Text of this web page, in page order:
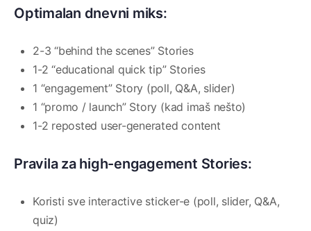
Optimalan dnevni miks:
2-3 “behind the scenes” Stories
1-2 “educational quick tip” Stories
1 “engagement” Story (poll, Q&A, slider)
1 “promo / launch” Story (kad imaš nešto)
1-2 reposted user-generated content
Pravila za high-engagement Stories:
Koristi sve interactive sticker-e (poll, slider, Q&A,
quiz)